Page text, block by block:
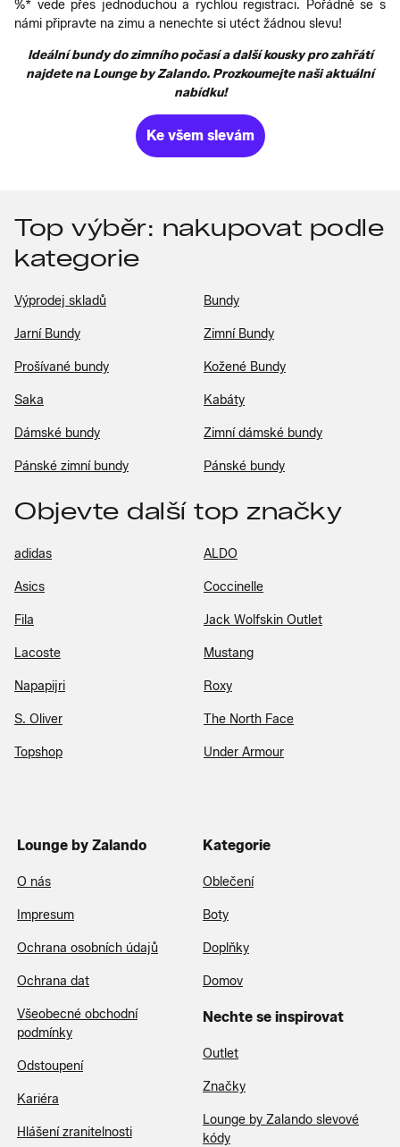
%* vede přes jednoduchou a rychlou registraci. Pořádně se s
námi připravte na zimu a nenechte si utéct žádnou slevu!
Ideální bundy do zimního počasí a další kousky pro zahřátí
najdete na Lounge by Zalando. Prozkoumejte naši aktuální
nabídku!
Ke všem slevám
Top výběr: nakupovat podle
kategorie
Výprodej skladů Bundy
Jarní Bundy Zimní Bundy
Prošívané bundy Kožené Bundy
Saka Kabáty
Dámské bundy Zimní dámské bundy
Pánské zimní bundy Pánské bundy
Objevte další top značky
adidas ALDO
Asics Coccinelle
Fila Jack Wolfskin Outlet
Lacoste Mustang
Napapijri Roxy
S. Oliver The North Face
Topshop Under Armour
Lounge by Zalando
O nás
Impresum
Ochrana osobních údajů
Ochrana dat
Všeobecné obchodní
podmínky
Odstoupení
Kariéra
Hlášení zranitelnosti
Kategorie
Oblečení
Boty
Doplňky
Domov
Nechte se inspirovat
Outlet
Značky
Lounge by Zalando slevové
kódy